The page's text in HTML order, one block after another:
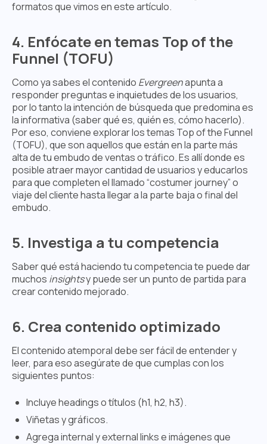
formatos que vimos en este artículo.
4. Enfócate en temas Top of the
Funnel (TOFU)
Como ya sabes el contenido Evergreenapunta a
responder preguntas e inquietudes de los usuarios,
por lo tanto la intención de búsqueda que predomina es
la informativa (saber qué es, quién es, cómo hacerlo).
Por eso, conviene explorar los temas Top of the Funnel
(TOFU), que son aquellos que están en la parte más
alta de tu embudo de ventas o tráfico. Es allí donde es
posible atraer mayor cantidad de usuarios y educarlos
para que completen el llamado “costumer journey” o
viaje del cliente hasta llegar a la parte baja o final del
embudo.
5. Investiga a tu competencia
Saber qué está haciendo tu competencia te puede dar
muchos insightsy puede ser un punto de partida para
crear contenido mejorado.
6. Crea contenido optimizado
El contenido atemporal debe ser fácil de entender y
leer, para eso asegúrate de que cumplas con los
siguientes puntos:
Incluye headings o títulos (h1, h2, h3).
Viñetas y gráficos.
Agrega internal y external links e imágenes que